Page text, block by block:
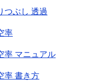
つぶし 透過
率
率 マニュアル
率 書き方